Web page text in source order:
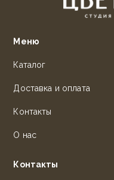
Меню
Каталог
Доставка и оплата
Контакты
О нас
Контакты